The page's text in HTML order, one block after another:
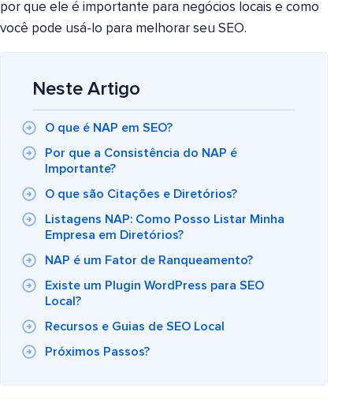
por que ele é importante para negócios locais e como
você pode usá-lo para melhorar seu SEO.
Neste Artigo
O que é NAP em SEO?
Por que a Consistência do NAP é
Importante?
O que são Citações e Diretórios?
Listagens NAP: Como Posso Listar Minha
Empresa em Diretórios?
NAP é um Fator de Ranqueamento?
Existe um Plugin WordPress para SEO
Local?
Recursos e Guias de SEO Local
Próximos Passos?